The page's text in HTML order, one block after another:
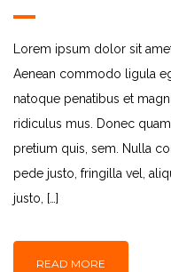
Lorem ipsum dolor sit
Aenean commodo ligula
natoque penatibus et
ridiculus mus. Donec
pretium quis, sem. Nulla
pede justo, fringilla vel,
justo, […]
READ MORE